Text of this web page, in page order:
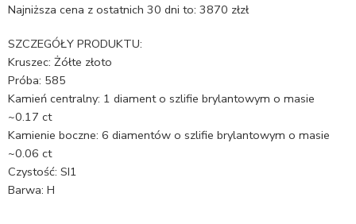
podstawie
oceny
klienta
Najniższa cena z ostatnich 30 dni to: 3870 złzł
SZCZEGÓŁY PRODUKTU:
Kruszec: Żółte złoto
Próba: 585
Kamień centralny: 1 diament o szlifie brylantowym o masie
~0.17 ct
Kamienie boczne: 6 diamentów o szlifie brylantowym o masie
~0.06 ct
Czystość: SI1
Barwa: H